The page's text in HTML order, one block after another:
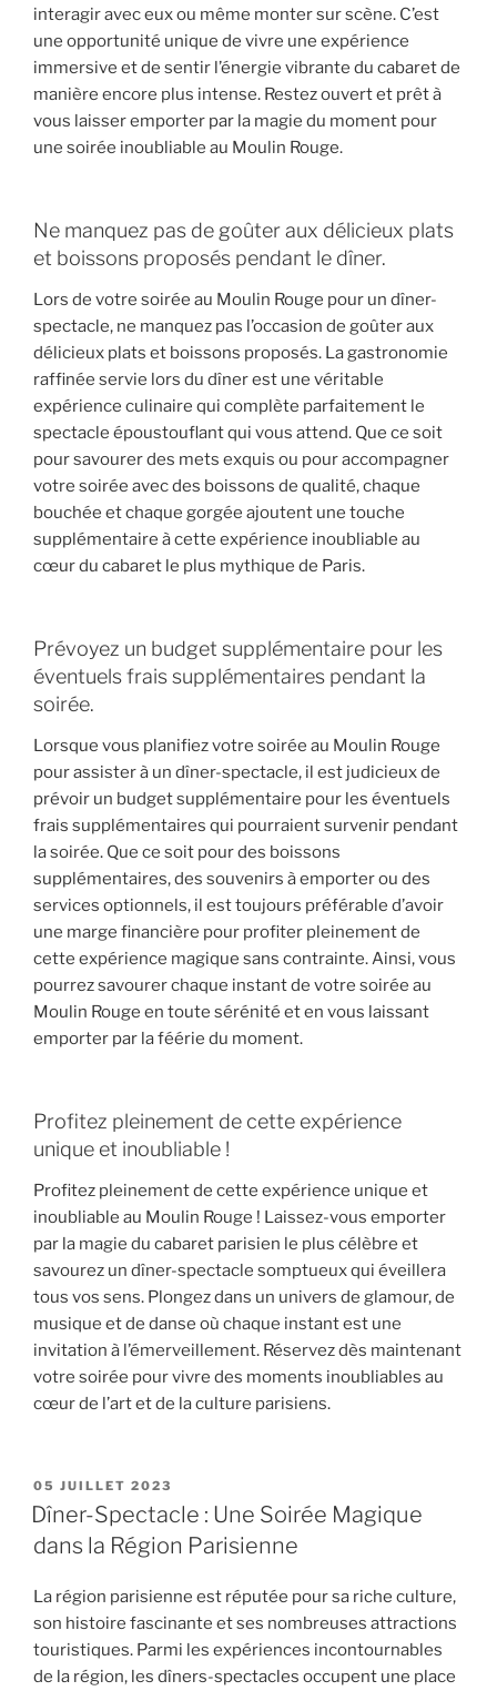
interagir avec eux ou même monter sur scène. C’est
une opportunité unique de vivre une expérience
immersive et de sentir l’énergie vibrante du cabaret de
manière encore plus intense. Restez ouvert et prêt à
vous laisser emporter par la magie du moment pour
une soirée inoubliable au Moulin Rouge.
Ne manquez pas de goûter aux délicieux plats
et boissons proposés pendant le dîner.
Lors de votre soirée au Moulin Rouge pour un dîner-
spectacle, ne manquez pas l’occasion de goûter aux
délicieux plats et boissons proposés. La gastronomie
raffinée servie lors du dîner est une véritable
expérience culinaire qui complète parfaitement le
spectacle époustouflant qui vous attend. Que ce soit
pour savourer des mets exquis ou pour accompagner
votre soirée avec des boissons de qualité, chaque
bouchée et chaque gorgée ajoutent une touche
supplémentaire à cette expérience inoubliable au
cœur du cabaret le plus mythique de Paris.
Prévoyez un budget supplémentaire pour les
éventuels frais supplémentaires pendant la
soirée.
Lorsque vous planifiez votre soirée au Moulin Rouge
pour assister à un dîner-spectacle, il est judicieux de
prévoir un budget supplémentaire pour les éventuels
frais supplémentaires qui pourraient survenir pendant
la soirée. Que ce soit pour des boissons
supplémentaires, des souvenirs à emporter ou des
services optionnels, il est toujours préférable d’avoir
une marge financière pour profiter pleinement de
cette expérience magique sans contrainte. Ainsi, vous
pourrez savourer chaque instant de votre soirée au
Moulin Rouge en toute sérénité et en vous laissant
emporter par la féérie du moment.
Profitez pleinement de cette expérience
unique et inoubliable !
Profitez pleinement de cette expérience unique et
inoubliable au Moulin Rouge ! Laissez-vous emporter
par la magie du cabaret parisien le plus célèbre et
savourez un dîner-spectacle somptueux qui éveillera
tous vos sens. Plongez dans un univers de glamour, de
musique et de danse où chaque instant est une
invitation à l’émerveillement. Réservez dès maintenant
votre soirée pour vivre des moments inoubliables au
cœur de l’art et de la culture parisiens.
PUBLIÉ
LE
05 JUILLET 2023
Dîner-Spectacle : Une Soirée Magique
dans la Région Parisienne
La région parisienne est réputée pour sa riche culture,
son histoire fascinante et ses nombreuses attractions
touristiques. Parmi les expériences incontournables
de la région, les dîners-spectacles occupent une place